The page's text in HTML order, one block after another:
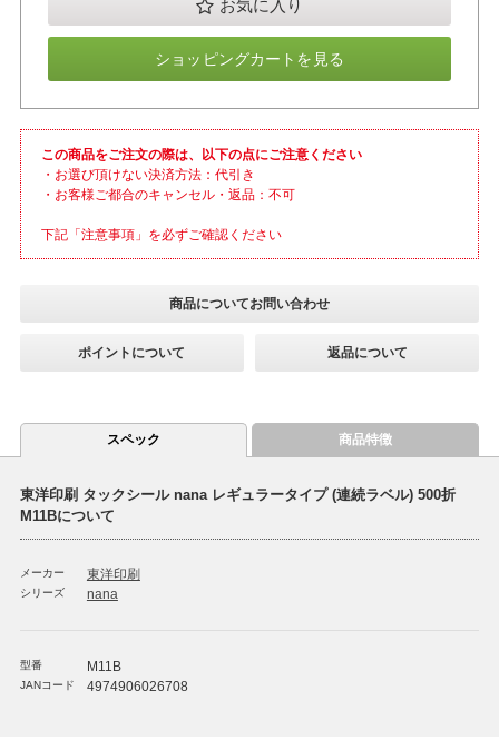
お気に入り
ショッピングカートを見る
この商品をご注文の際は、以下の点にご注意ください
・お選び頂けない決済方法：代引き
・お客様ご都合のキャンセル・返品：不可
下記「注意事項」を必ずご確認ください
商品についてお問い合わせ
ポイントについて 返品について
スペック 商品特徴
東洋印刷 タックシール nana レギュラータイプ (連続ラベル) 500折
M11Bについて
メーカー 東洋印刷
シリーズ nana
型番 M11B
JANコード 4974906026708